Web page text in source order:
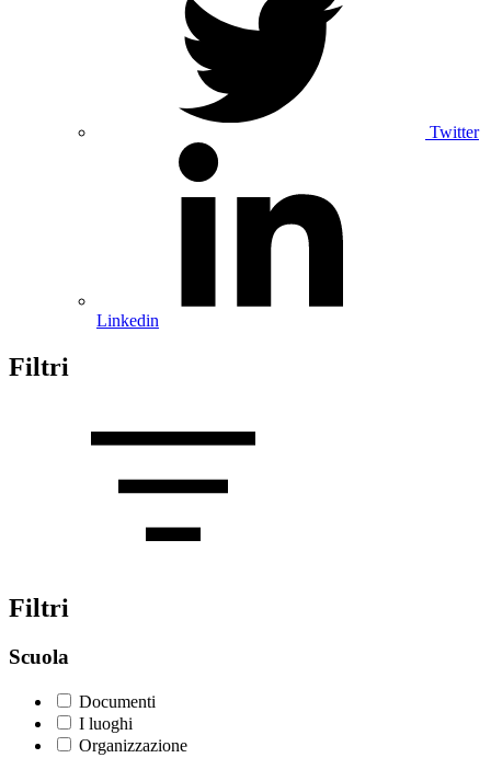
Twitter
Linkedin
Filtri
Filtri
Scuola
Documenti
I luoghi
Organizzazione